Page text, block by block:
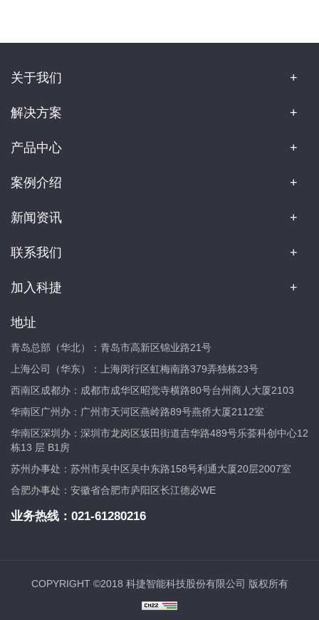
关于我们
解决方案
产品中心
案例介绍
新闻资讯
联系我们
加入科捷
地址
青岛总部（华北）：青岛市高新区锦业路21号
上海公司（华东）：上海闵行区虹梅南路379弄独栋23号
西南区成都办：成都市成华区昭觉寺横路80号台州商人大厦2103
华南区广州办：广州市天河区燕岭路89号燕侨大厦2112室
华南区深圳办：深圳市龙岗区坂田街道吉华路489号乐荟科创中心12
栋13 层 B1房
苏州办事处：苏州市吴中区吴中东路158号利通大厦20层2007室
合肥办事处：安徽省合肥市庐阳区长江德必WE
业务热线： 021-61280216
COPYRIGHT ©2018 科捷智能科技股份有限公司 版权所有